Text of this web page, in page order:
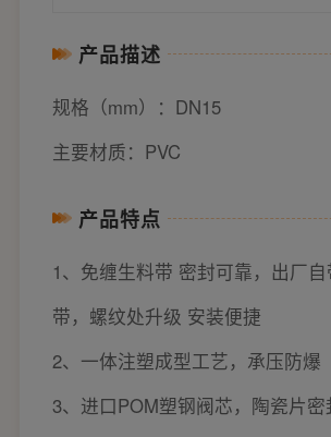
产品描述
规格（mm）：DN15
主要材质：PVC
产品特点
1、免缠生料带 密封可靠，出厂
带，螺纹处升级 安装便捷
2、一体注塑成型工艺，承压防爆
3、进口POM塑钢阀芯，陶瓷片